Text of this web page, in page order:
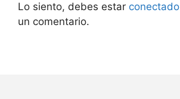
Lo siento, debes estar conectado
un comentario.